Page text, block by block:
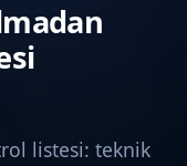
listesi: teknik